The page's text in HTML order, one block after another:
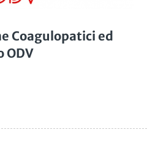
Coagulopatici ed
ODV